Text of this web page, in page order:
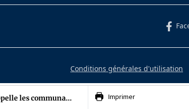
les communa... Imprimer
Conditions générales d'utilisation